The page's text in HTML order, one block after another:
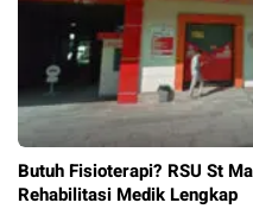
Butuh Fisioterapi? RSU St
Rehabilitasi Medik Lengkap